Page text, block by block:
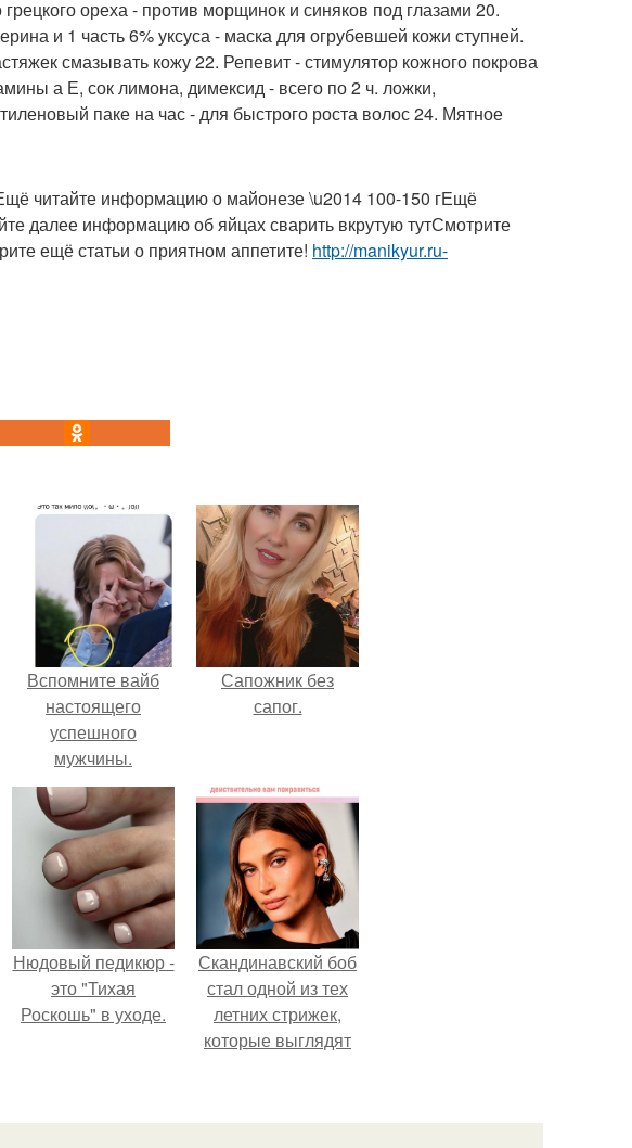
ореха - против морщинок и синяков под глазами 20.
и 1 часть 6% уксуса - маска для огрубевшей кожи ступней.
смазывать кожу 22. Репевит - стимулятор кожного покрова
а Е, сок лимона, димексид - всего по 2 ч. ложки,
паке на час - для быстрого роста волос 24. Мятное
читайте информацию о майонезе \u2014 100-150 гЕщё
далее информацию об яйцах сварить вкрутую тутСмотрите
ещё статьи о приятном аппетите! http://manikyur.ru-
Вспомните вайб
настоящего
успешного
мужчины.
Сапожник без
сапог.
Нюдовый педикюр -
это "Тихая
Роскошь" в уходе.
Скандинавский боб
стал одной из тех
летних стрижек,
которые выглядят